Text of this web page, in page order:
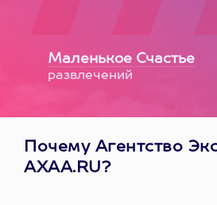
Маленькое Счастье
развлечений
Почему Агентство
AXAA.RU?